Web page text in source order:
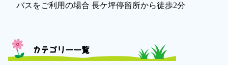
バスをご利用の場合 長ケ坪停留所から徒歩2分
カテゴリー一覧